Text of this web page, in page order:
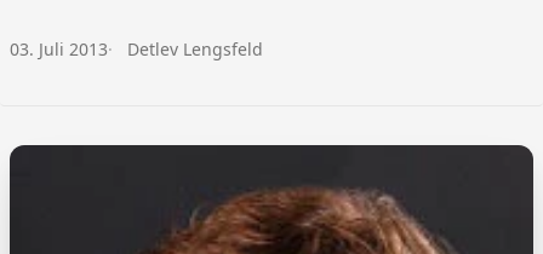
Veröffentlicht am:
03. Juli 2013 Autor:
Detlev Lengsfeld